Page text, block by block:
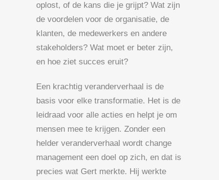
oplost, of de kans die je grijpt? Wat zijn
de voordelen voor de organisatie, de
klanten, de medewerkers en andere
stakeholders? Wat moet er beter zijn,
en hoe ziet succes eruit?
Een krachtig veranderverhaal is de
basis voor elke transformatie. Het is de
leidraad voor alle acties en helpt je om
mensen mee te krijgen. Zonder een
helder veranderverhaal wordt change
management een doel op zich, en dat is
precies wat Gert merkte. Hij werkte